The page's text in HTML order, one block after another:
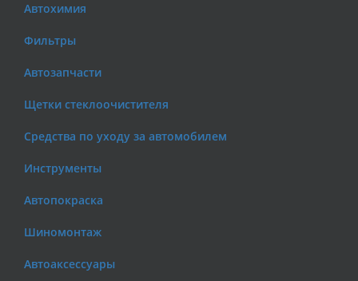
Автохимия
Фильтры
Автозапчасти
Щетки стеклоочистителя
Средства по уходу за автомобилем
Инструменты
Автопокраска
Шиномонтаж
Автоаксессуары